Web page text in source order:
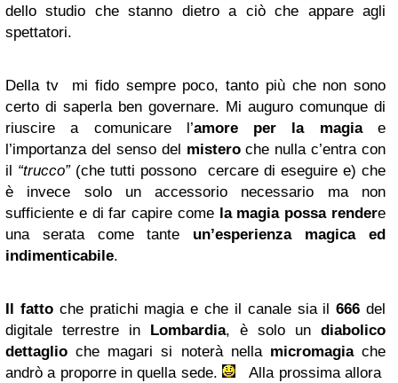
dello studio che stanno dietro a ciò che appare agli
spettatori.
Della tv mi fido sempre poco, tanto più che non sono
certo di saperla ben governare. Mi auguro comunque di
riuscire a comunicare l’amore per la magiae
l’importanza del senso del misteroche nulla c’entra con
il “trucco” (che tutti possono cercare di eseguire e) che
è invece solo un accessorio necessario ma non
sufficiente e di far capire comela magia possa rendere
una serata come tante un’esperienza magica ed
indimenticabile.
Il fattoche pratichi magia e che il canale sia il666del
digitale terrestre in Lombardia, è solo un diabolico
dettaglio che magari si noterà nella micromagiache
andrò a proporre in quella sede.
Alla prossima allora